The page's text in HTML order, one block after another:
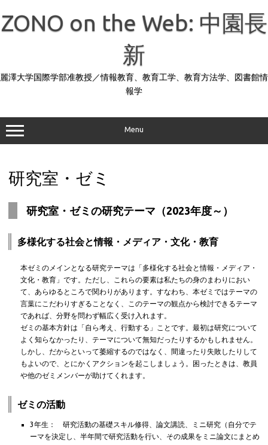
テ
ン
プ
ZONO on the Web: 中園長
新
麗澤大学国際学部准教授／情報教育、教育工学、教育方法学、図書館情
報学
Menu
研究室・ゼミ
研究室・ゼミの研究テーマ（2023年度～）
多様化する社会と情報・メディア・文化・教育
本ゼミのメインとなる研究テーマは「多様化する社会と情報・メディア・
文化・教育」です。ただし、これらの要素は私たちの身のまわりにおい
て、あらゆるところで関わりがあります。すなわち、本ゼミではテーマの
言葉にこだわりすぎることなく、このテーマの観点から検討できるテーマ
であれば、分野を問わず幅広く受け入れます。
ゼミの基本方針は「自ら考え、行動する」ことです。最初は研究について
よく知らなかったり、テーマについて無知だったりするかもしれません。
しかし、だからといって萎縮するのではなく、間違ったり失敗したりして
もよいので、とにかくアクションを起こしましょう。困ったときは、教員
や他のゼミメンバーが助けてくれます。
ゼミの活動
3年生： 研究活動の基礎スキル修得、論文講読、ミニ研究（自分でテ
ーマを決定し、半年間で研究活動を行い、その成果をミニ論文にまとめ